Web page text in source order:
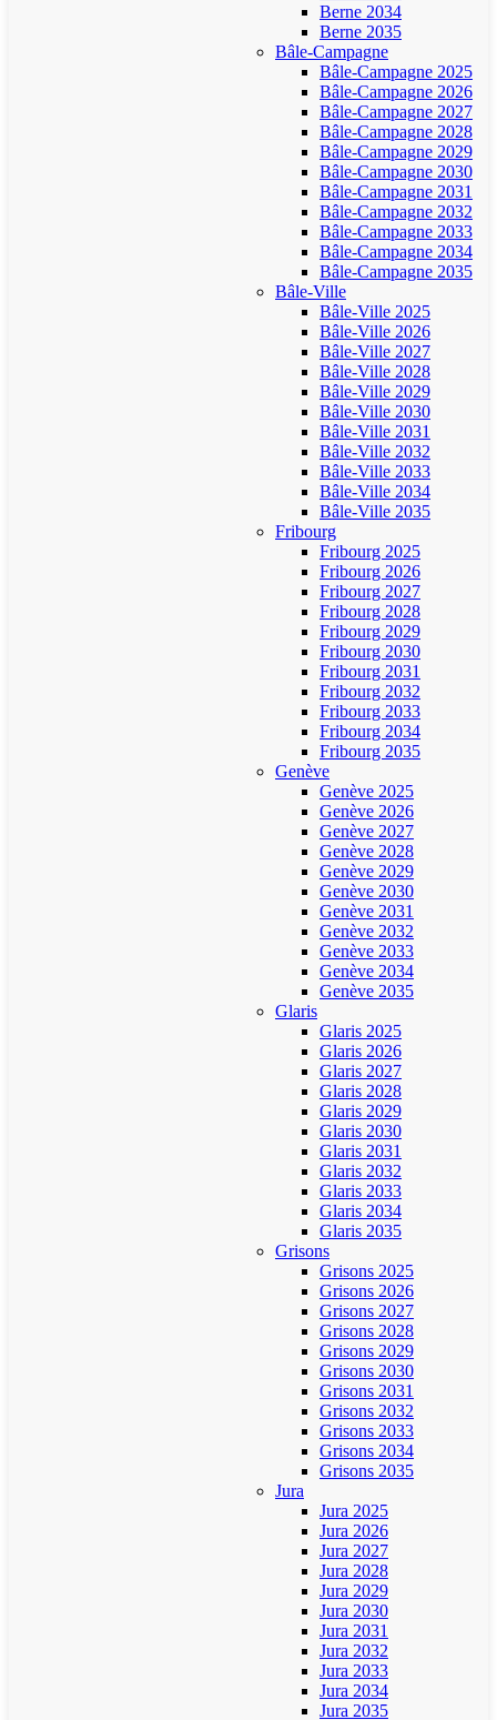
Berne 2034
Berne 2035
Bâle-Campagne
Bâle-Campagne 2025
Bâle-Campagne 2026
Bâle-Campagne 2027
Bâle-Campagne 2028
Bâle-Campagne 2029
Bâle-Campagne 2030
Bâle-Campagne 2031
Bâle-Campagne 2032
Bâle-Campagne 2033
Bâle-Campagne 2034
Bâle-Campagne 2035
Bâle-Ville
Bâle-Ville 2025
Bâle-Ville 2026
Bâle-Ville 2027
Bâle-Ville 2028
Bâle-Ville 2029
Bâle-Ville 2030
Bâle-Ville 2031
Bâle-Ville 2032
Bâle-Ville 2033
Bâle-Ville 2034
Bâle-Ville 2035
Fribourg
Fribourg 2025
Fribourg 2026
Fribourg 2027
Fribourg 2028
Fribourg 2029
Fribourg 2030
Fribourg 2031
Fribourg 2032
Fribourg 2033
Fribourg 2034
Fribourg 2035
Genève
Genève 2025
Genève 2026
Genève 2027
Genève 2028
Genève 2029
Genève 2030
Genève 2031
Genève 2032
Genève 2033
Genève 2034
Genève 2035
Glaris
Glaris 2025
Glaris 2026
Glaris 2027
Glaris 2028
Glaris 2029
Glaris 2030
Glaris 2031
Glaris 2032
Glaris 2033
Glaris 2034
Glaris 2035
Grisons
Grisons 2025
Grisons 2026
Grisons 2027
Grisons 2028
Grisons 2029
Grisons 2030
Grisons 2031
Grisons 2032
Grisons 2033
Grisons 2034
Grisons 2035
Jura
Jura 2025
Jura 2026
Jura 2027
Jura 2028
Jura 2029
Jura 2030
Jura 2031
Jura 2032
Jura 2033
Jura 2034
Jura 2035